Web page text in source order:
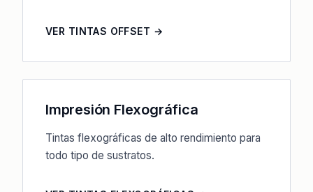
VER TINTAS OFFSET →
Impresión Flexográfica
Tintas flexográficas de alto rendimiento para
todo tipo de sustratos.